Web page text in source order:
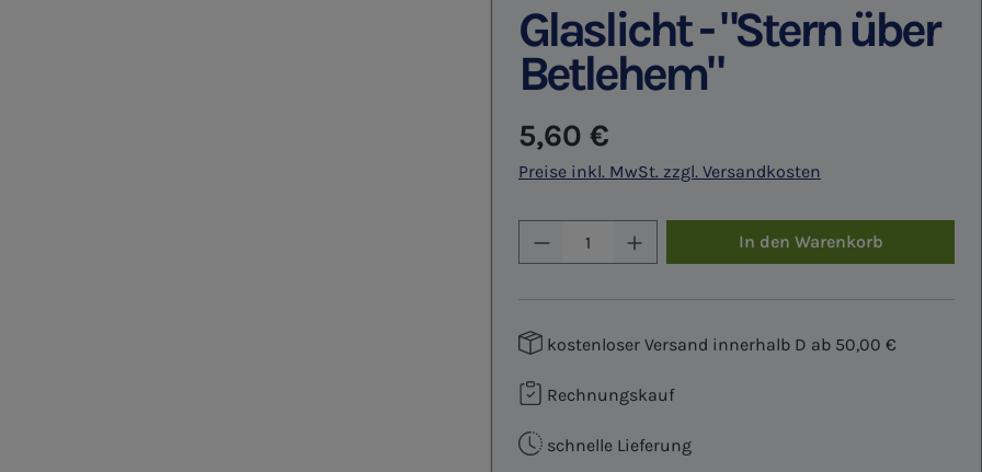
Glaslicht - "Stern über
Betlehem"
Regulärer Preis:
5,60 €
Preise inkl. MwSt. zzgl. Versandkosten
Produkt Anzahl: Gib den
In den Warenkorb
kostenloser Versand innerhalb D ab 50,00 €
Rechnungskauf
schnelle Lieferung